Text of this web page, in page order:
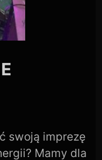
swoją imprezę
Mamy dla